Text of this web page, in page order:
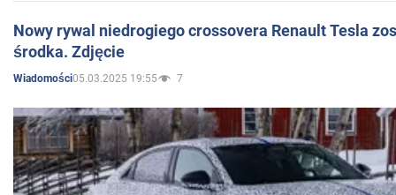
Nowy rywal niedrogiego crossovera Renault Tesla
środka. Zdjęcie
Wiadomości05.03.2025 19:55 7